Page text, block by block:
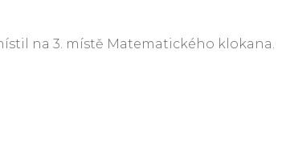
na 3. místě Matematického klokana.